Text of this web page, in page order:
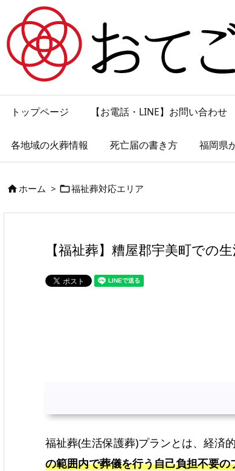
トップページ 【お電話・LINE】お問い合わせ
各地域の火葬情報 死亡届の書き方 福岡県
ホーム > 福祉葬対応エリア
【福祉葬】糟屋郡宇美町での
福祉葬(生活保護葬)プランとは、経済
の範囲内で葬儀を行う自己負担不要の